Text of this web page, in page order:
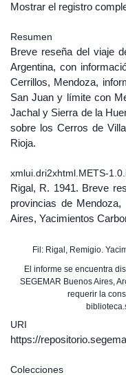
Mostrar el registro
Resumen
Breve reseña del viaje
Argentina, con
Cerrillos, Mendoza,
San Juan y límite con
Jachal y Sierra de la
sobre los Cerros de
Rioja.
xmlui.dri2xhtml.METS-
Rigal, R. 1941. Breve
provincias de
Aires, Yacimientos
Fil: Rigal, Remigio.
El informe se encuentra
SEGEMAR Buenos Aires,
requerir la
URI
https://
Colecciones